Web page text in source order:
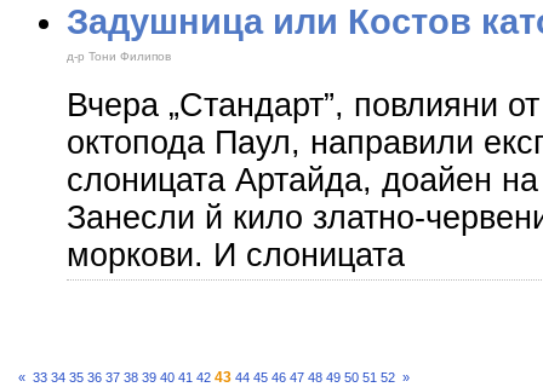
Задушница или Костов
д-р Тони Филипов
Вчера „Стандарт”, повлияни
октопода Паул, направили
слоницата Артайда, доайен
Занесли й кило златно-
моркови. И слоницата
« 33 34 35 36 37 38 39 40 41 42 43 44 45 46 47 48 49 50 51 52 »